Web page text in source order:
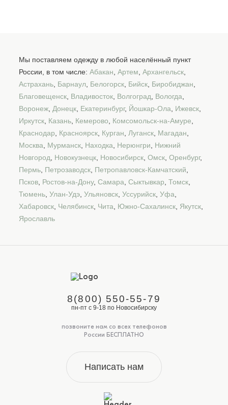
Мы поставляем одежду в любой населённый пункт
России, в том числе: Абакан, Артем, Архангельск,
Астрахань, Барнаул, Белогорск, Бийск, Биробиджан,
Благовещенск, Владивосток, Волгоград, Вологда,
Воронеж, Донецк, Екатеринбург, Йошкар-Ола, Ижевск,
Иркутск, Казань, Кемерово, Комсомольск-на-Амуре,
Краснодар, Красноярск, Курган, Луганск, Магадан,
Москва, Мурманск, Находка, Нерюнгри, Нижний
Новгород, Новокузнецк, Новосибирск, Омск, Оренбург,
Пермь, Петрозаводск, Петропавловск-Камчатский,
Псков, Ростов-на-Дону, Самара, Сыктывкар, Томск,
Тюмень, Улан-Удэ, Ульяновск, Уссурийск, Уфа,
Хабаровск, Челябинск, Чита, Южно-Сахалинск, Якутск,
Ярославль
8(800) 550-55-79
пн-пт с 9-18 по Новосибирску
позвоните нам со всех телефонов
России БЕСПЛАТНО
Написать нам